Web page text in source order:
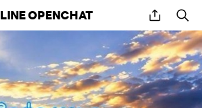
LINE OPENCHAT share